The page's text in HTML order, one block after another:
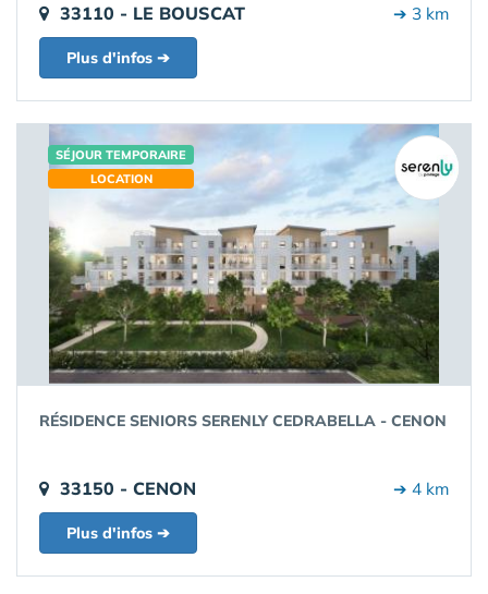
33110 - LE BOUSCAT ➔ 3 km
Plus d'infos ➔
SÉJOUR TEMPORAIRE
LOCATION
RÉSIDENCE SENIORS SERENLY CEDRABELLA - CENON
33150 - CENON ➔ 4 km
Plus d'infos ➔